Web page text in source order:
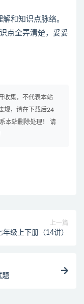
和知识点脉络。
点全弄清楚，妥妥
收集，不代表本站
规，请在下载后24
本站删除处理！ 请
上一篇
级上下册（14讲）
题